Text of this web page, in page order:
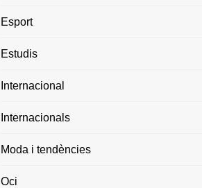
Esport
Estudis
Internacional
Internacionals
Moda i tendències
Oci